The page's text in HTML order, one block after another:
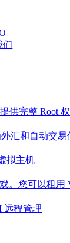
们
供完整 Root
汇和自动交易
拟主机
。您可以租用
远程管理